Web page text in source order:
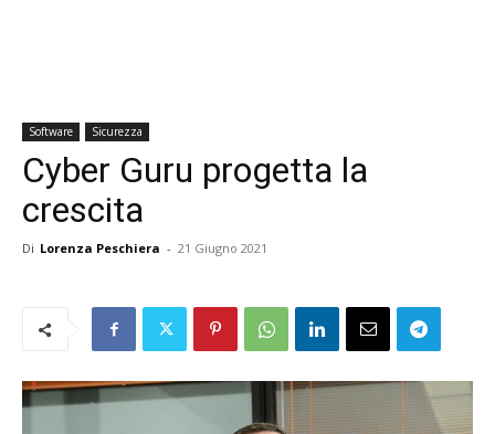
Software Sicurezza
Cyber Guru progetta la
crescita
Di Lorenza Peschiera - 21 Giugno 2021